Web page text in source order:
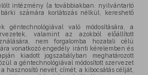
intézmény (a továbbiakban: nyilvántartó
számára korlátozás nélkül, kereshető
géntechnológiával való módosítására, a
valamint az azokból előállított
nem forgalomba hozatali célú
vonatkozó engedély iránti kérelemben és
kiadott jogszabályban meghatározott
a géntechnológiával módosított szervezet
hasznosító nevét, címét, a kibocsátás célját,